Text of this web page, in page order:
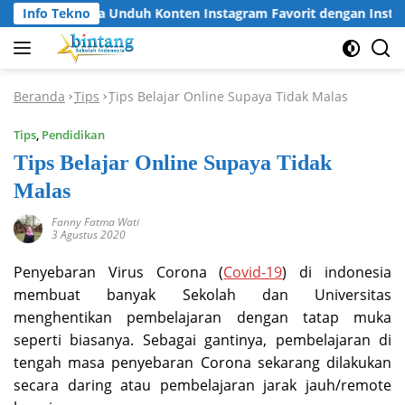
Langsung
ke
konten
Info TeknoCara Unduh Konten Instagram Favorit dengan
Beranda -Tips -Tips Belajar Online Supaya Tidak Malas
Tips, Pendidikan
Tips Belajar Online Supaya Tidak
Malas
Fanny Fatma Wati
3 Agustus 2020
Penyebaran Virus Corona (Covid-19) di indonesia
membuat banyak Sekolah dan Universitas
menghentikan pembelajaran dengan tatap muka
seperti biasanya. Sebagai gantinya, pembelajaran di
tengah masa penyebaran Corona sekarang dilakukan
secara daring atau pembelajaran jarak jauh/remote